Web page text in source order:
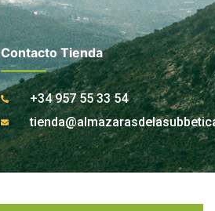
Contacto Tienda
+34 957 55 33 54